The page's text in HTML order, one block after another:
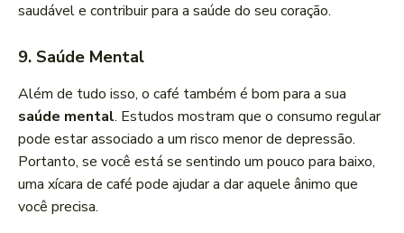
saudável e contribuir para a saúde do seu coração.
9. Saúde Mental
Além de tudo isso, o café também é bom para a sua
saúde mental. Estudos mostram que o consumo regular
pode estar associado a um risco menor de depressão.
Portanto, se você está se sentindo um pouco para baixo,
uma xícara de café pode ajudar a dar aquele ânimo que
você precisa.